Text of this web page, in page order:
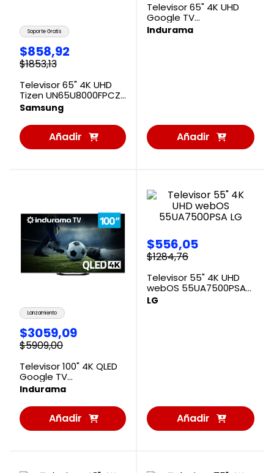
Soporte Gratis
$858,92
$1853,13
Televisor 65" 4K UHD
Tizen UN65U8000FPCZE
Samsung
Samsung
Añadir
al
Televisor 65" 4K UHD
Google TV
65TIKGF5UHD Indurama
Indurama
Añadir
al
Lanzamiento
$3059,09
$5909,00
Televisor 100" 4K QLED
Google TV
100TIKJQMINLED
Indurama
Añadir
al
$556,05
$1284,76
Televisor 55" 4K UHD
webOS 55UA7500PSA
LG
LG
Añadir
al